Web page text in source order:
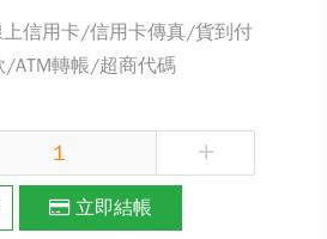
信用卡/信用卡傳真/貨到付
ATM轉帳/超商代碼
+
立即結帳